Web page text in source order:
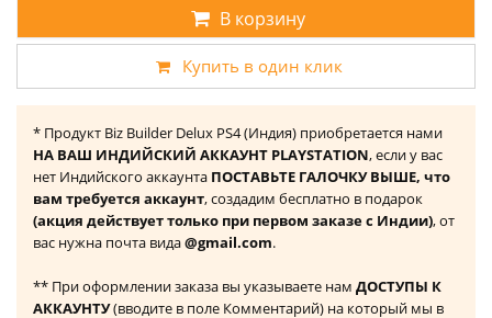
В корзину
Купить в один клик
* Продукт Biz Builder Delux PS4 (Индия) приобретается нами
НА ВАШ ИНДИЙСКИЙ АККАУНТ PLAYSTATION, если у вас
нет Индийского аккаунта ПОСТАВЬТЕ ГАЛОЧКУ ВЫШЕ, что
вам требуется аккаунт, создадим бесплатно в подарок
(акция действует только при первом заказе с Индии), от
вас нужна почта вида@gmail.com.
** При оформлении заказа вы указываете нам ДОСТУПЫ К
АККАУНТУ(вводите в поле Комментарий) на который мы в